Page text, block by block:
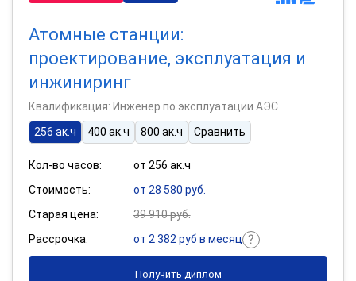
Атомные станции:
проектирование, эксплуатация и
инжиниринг
Квалификация: Инженер по эксплуатации АЭС
256 ак.ч
400 ак.ч 800 ак.ч Сравнить
Кол-во часов:
от 256 ак.ч
Стоимость:
от 28 580 руб.
Старая цена:
39 910 руб.
Рассрочка:
от 2 382 руб в месяц
Получить диплом